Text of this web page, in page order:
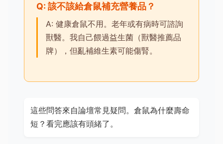
Q: 該不該給倉鼠補充營養品？
A: 健康倉鼠不用。老年或有病時可諮詢
獸醫。我自己餵過益生菌（獸醫推薦品
牌），但亂補維生素可能傷腎。
這些問答來自論壇常見疑問。倉鼠為什麼壽命
短？看完應該有頭緒了。